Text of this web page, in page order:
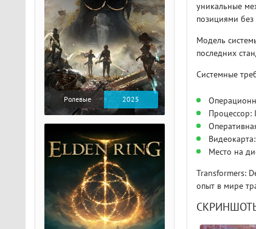
уникальные
позициями
Модель
последних
Системные
Процессор:
Место на
Transformers:
опыт в мире
Ролевые 2025